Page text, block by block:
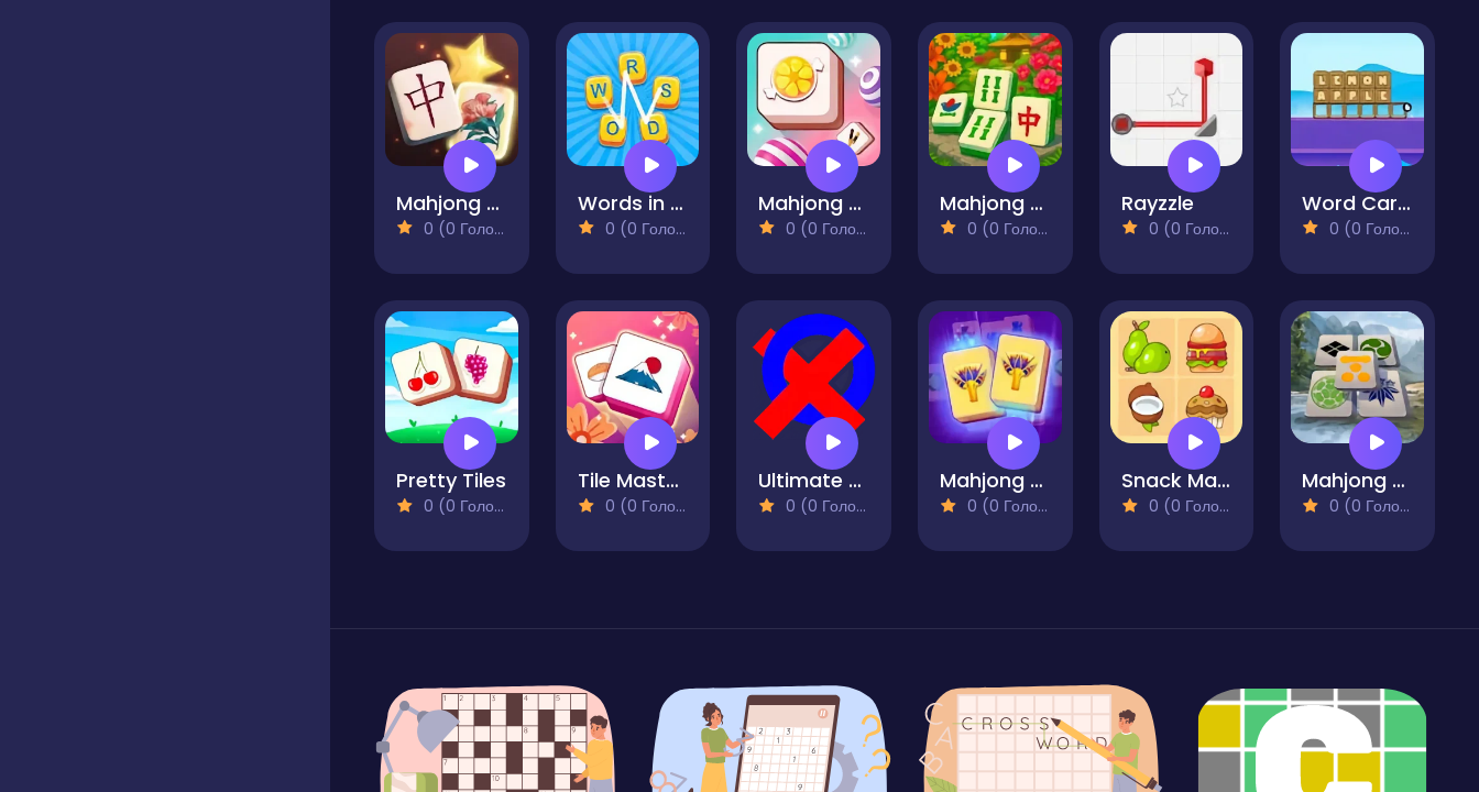
Mahjong Classical
0 (0 Голосів)
Words in Ladder
0 (0 Голосів)
Mahjong Tiles Matching
0 (0 Голосів)
Mahjong Garden
0 (0 Голосів)
Rayzzle
0 (0 Голосів)
Word Cargo Puzzle
0 (0 Голосів)
Pretty Tiles
0 (0 Голосів)
Tile Master Classic Match
0 (0 Голосів)
Ultimate Noughts & Crosses
0 (0 Голосів)
Mahjong Riddles Egypt
0 (0 Голосів)
Snack Mahjong
0 (0 Голосів)
Mahjong - Quest of Japan Clans
0 (0 Голосів)